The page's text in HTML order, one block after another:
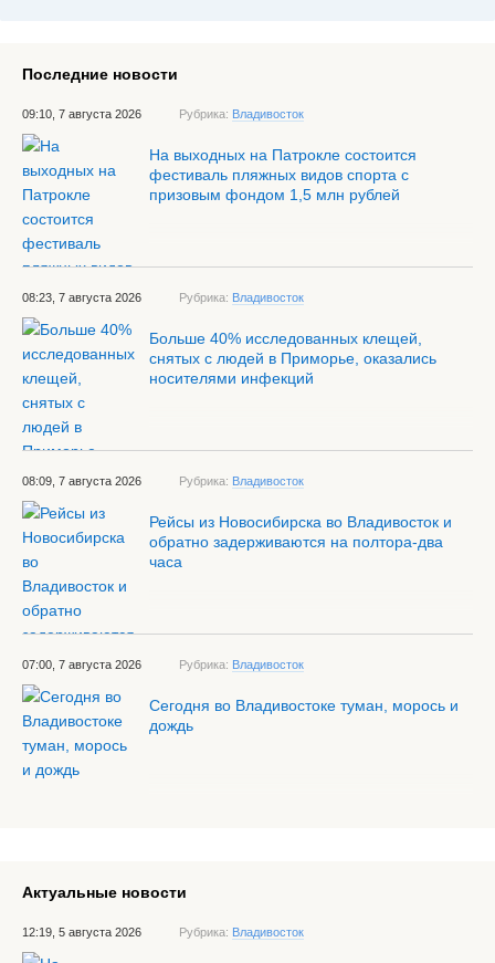
Последние новости
09:10, 7 августа 2026 Рубрика: Владивосток
На выходных на Патрокле состоится
фестиваль пляжных видов спорта с
призовым фондом 1,5 млн рублей
08:23, 7 августа 2026 Рубрика: Владивосток
Больше 40% исследованных клещей,
снятых с людей в Приморье, оказались
носителями инфекций
08:09, 7 августа 2026 Рубрика: Владивосток
Рейсы из Новосибирска во Владивосток и
обратно задерживаются на полтора-два
часа
07:00, 7 августа 2026 Рубрика: Владивосток
Сегодня во Владивостоке туман, морось и
дождь
Актуальные новости
12:19, 5 августа 2026 Рубрика: Владивосток